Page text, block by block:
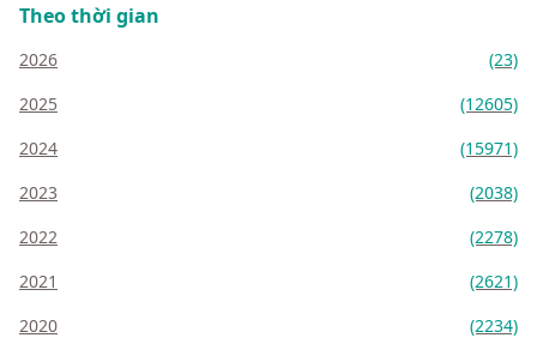
Theo thời gian
2026
(23)
2025
(12605)
2024
(15971)
2023
(2038)
2022
(2278)
2021
(2621)
2020
(2234)